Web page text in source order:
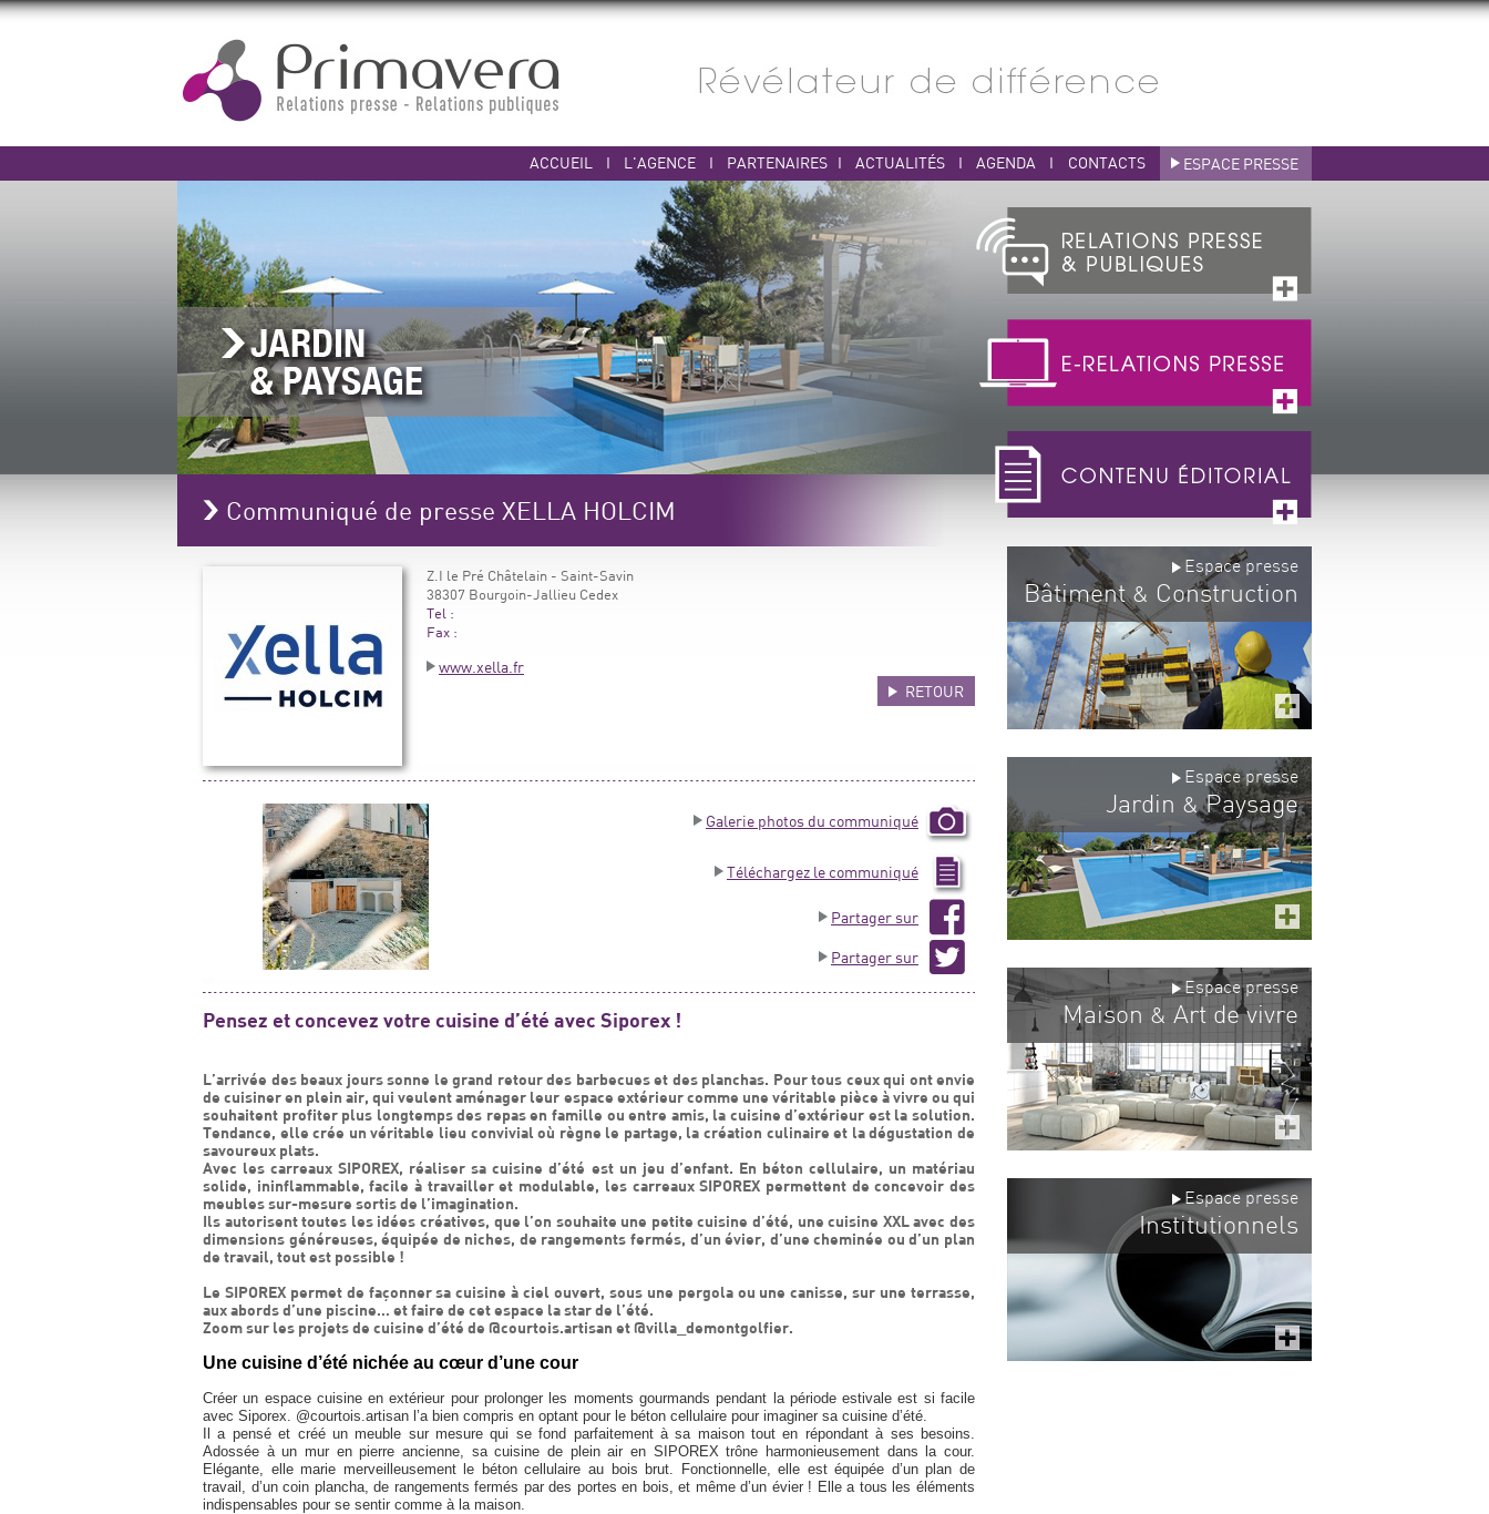
ACCUEIL I L'AGENCE I PARTENAIRES I ACTUALITÉS I AGENDA I CONTACTS ESPACE PRESSE
Communiqué de presse XELLA HOLCIM
Z.I le Pré Châtelain - Saint-Savin
38307 Bourgoin-Jallieu Cedex
Tel :
Fax :
www.xella.fr
RETOUR
Galerie photos du communiqué
Téléchargez le communiqué
Partager sur
Partager sur
Pensez et concevez votre cuisine d’été avec Siporex !
L’arrivée des beaux jours sonne le grand retour des barbecues et des planchas. Pour tous ceux qui ont envie
de cuisiner en plein air, qui veulent aménager leur espace extérieur comme une véritable pièce à vivre ou qui
souhaitent profiter plus longtemps des repas en famille ou entre amis, la cuisine d’extérieur est la solution.
Tendance, elle crée un véritable lieu convivial où règne le partage, la création culinaire et la dégustation de
savoureux plats.
Avec les carreaux SIPOREX, réaliser sa cuisine d’été est un jeu d’enfant. En béton cellulaire, un matériau
solide, ininflammable, facile à travailler et modulable, les carreaux SIPOREX permettent de concevoir des
meubles sur-mesure sortis de l’imagination.
Ils autorisent toutes les idées créatives, que l’on souhaite une petite cuisine d’été, une cuisine XXL avec des
dimensions généreuses, équipée de niches, de rangements fermés, d’un évier, d’une cheminée ou d’un plan
de travail, tout est possible !
Le SIPOREX permet de façonner sa cuisine à ciel ouvert, sous une pergola ou une canisse, sur une terrasse,
aux abords d’une piscine… et faire de cet espace la star de l’été.
Zoom sur les projets de cuisine d’été de @courtois.artisan et @villa_demontgolfier.
Une cuisine d’été nichée au cœur d’une cour
Créer un espace cuisine en extérieur pour prolonger les moments gourmands pendant la période estivale est si facile
avec Siporex. @courtois.artisan l’a bien compris en optant pour le béton cellulaire pour imaginer sa cuisine d’été.
Il a pensé et créé un meuble sur mesure qui se fond parfaitement à sa maison tout en répondant à ses besoins.
Adossée à un mur en pierre ancienne, sa cuisine de plein air en SIPOREX trône harmonieusement dans la cour.
Elégante, elle marie merveilleusement le béton cellulaire au bois brut. Fonctionnelle, elle est équipée d’un plan de
travail, d’un coin plancha, de rangements fermés par des portes en bois, et même d’un évier ! Elle a tous les éléments
indispensables pour se sentir comme à la maison.
Espace presse
Bâtiment& Construction
Espace presse
Jardin &Paysage
Espace presse
Maison & Art de vivre
Espace presse
Institutionnels